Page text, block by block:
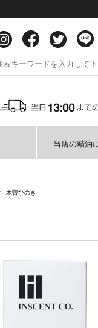
当店の精油
木曽ひのき